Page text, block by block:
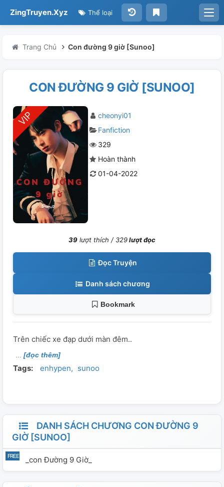
ZingTruyen.Xyz Thể loại
Trang Chủ Con đường 9 giờ [Sunoo]
CON ĐƯỜNG 9 GIỜ [SUNOO]
cheonyi01
Fanfiction
329
Hoàn thành
01-04-2022
39 lượt thích /329lượt đọc
Đọc Truyện
Danh sách chương
Bookmark
Trên chiếc xe đạp dưới màn đêm..
[đọc thêm]
Tags: enhypen sunoo
DANH SÁCH CHƯƠNG CON ĐƯỜNG 9
GIỜ [SUNOO]
_con Đường 9 Giờ_